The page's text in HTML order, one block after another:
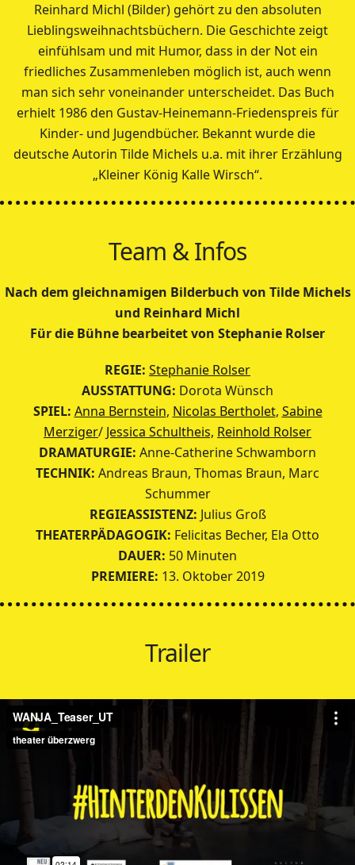
Reinhard Michl (Bilder) gehört zu den absoluten
Lieblingsweihnachtsbüchern. Die Geschichte zeigt
einfühlsam und mit Humor, dass in der Not ein
friedliches Zusammenleben möglich ist, auch wenn
man sich sehr voneinander unterscheidet. Das Buch
erhielt 1986 den Gustav-Heinemann-Friedenspreis für
Kinder- und Jugendbücher. Bekannt wurde die
deutsche Autorin Tilde Michels u.a. mit ihrer Erzählung
„Kleiner König Kalle Wirsch“.
Team & Infos
Nach dem gleichnamigen Bilderbuch von Tilde Michels
und Reinhard Michl
Für die Bühne bearbeitet von Stephanie Rolser
REGIE: Stephanie Rolser
AUSSTATTUNG: Dorota Wünsch
SPIEL: Anna Bernstein, Nicolas Bertholet, Sabine
Merziger/ Jessica Schultheis, Reinhold Rolser
DRAMATURGIE: Anne-Catherine Schwamborn
TECHNIK: Andreas Braun, Thomas Braun, Marc
Schummer
REGIEASSISTENZ: Julius Groß
THEATERPÄDAGOGIK: Felicitas Becher, Ela Otto
DAUER: 50 Minuten
PREMIERE: 13. Oktober 2019
Trailer